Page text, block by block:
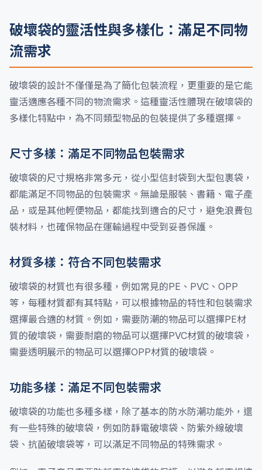
破壞袋的靈活性與多樣化：滿足不同物
流需求
破壞袋的設計不僅僅是為了簡化包裝流程，更重要的是它能
靈活適應各種不同的物流需求。這種靈活性體現在破壞袋的
多樣化特點中，為不同類型物品的包裝提供了多種選擇。
尺寸多樣：滿足不同物品包裝需求
破壞袋的尺寸規格非常多元，從小型信封袋到大型包裹袋，
都能滿足不同物品的包裝需求。無論是服裝、書籍、電子產
品，或是其他輕便物品，都能找到適合的尺寸，避免浪費包
裝材料，也確保物品在運輸過程中受到妥善保護。
材質多樣：符合不同包裝需求
破壞袋的材質也有很多種，例如常見的PE、PVC、OPP
等，每種材質都有其特點，可以根據物品的特性和包裝需求
選擇最合適的材質。例如，需要防潮的物品可以選擇PE材
質的破壞袋，需要耐磨的物品可以選擇PVC材質的破壞袋，
需要透明展示的物品可以選擇OPP材質的破壞袋。
功能多樣：滿足不同包裝需求
破壞袋的功能也多種多樣，除了基本的防水防潮功能外，還
有一些特殊的破壞袋，例如防靜電破壞袋、防紫外線破壞
袋、抗菌破壞袋等，可以滿足不同物品的特殊需求。